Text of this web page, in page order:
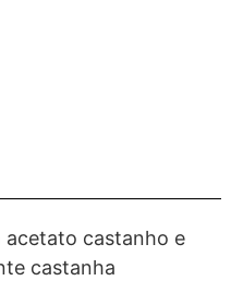
castanho e
castanha